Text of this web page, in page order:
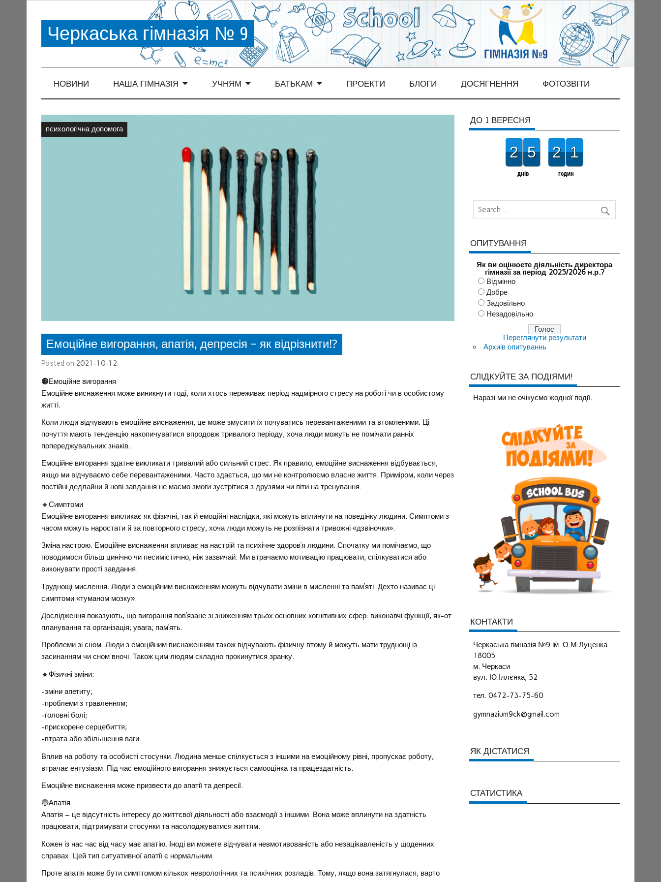
Черкаська гімназія № 9
НОВИНИ НАША ГІМНАЗІЯ УЧНЯМ БАТЬКАМ ПРОЕКТИ БЛОГИ ДОСЯГНЕННЯ ФОТОЗВІТИ
психологiчна допомога
Емоційне вигорання, апатія, депресія – як відрізнити⁉️
Posted on 2021-10-12
🟠Емоційне вигорання
Емоційне виснаження може виникнути тоді, коли хтось переживає період надмірного стресу на роботі чи в особистому
житті.
Коли люди відчувають емоційне виснаження, це може змусити їх почуватись перевантаженими та втомленими. Ці
почуття мають тенденцію накопичуватися впродовж тривалого періоду, хоча люди можуть не помічати ранніх
попереджувальних знаків.
Емоційне вигорання здатне викликати тривалий або сильний стрес. Як правило, емоційне виснаження відбувається,
якщо ми відчуваємо себе перевантаженими. Часто здається, що ми не контролюємо власне життя. Приміром, коли через
постійні дедлайни й нові завдання не маємо змоги зустрітися з друзями чи піти на тренування.
🔸Симптоми
Емоційне вигорання викликає як фізичні, так й емоційні наслідки, які можуть вплинути на поведінку людини. Симптоми з
часом можуть наростати й за повторного стресу, хоча люди можуть не розпізнати тривожні «‎дзвіночки».
Зміна настрою. Емоційне виснаження впливає на настрій та психічне здоров’я людини. Спочатку ми помічаємо, що
поводимося більш цинічно чи песимістично, ніж зазвичай. Ми втрачаємо мотивацію працювати, спілкуватися або
виконувати прості завдання.
Труднощі мислення. Люди з емоційним виснаженням можуть відчувати зміни в мисленні та пам’яті. Дехто називає ці
симптоми «туманом мозку».
Дослідження показують, що вигорання пов’язане зі зниженням трьох основних когнітивних сфер: виконавчі функції, як-от
планування та організація; увага; пам’ять.
Проблеми зі сном. Люди з емоційним виснаженням також відчувають фізичну втому й можуть мати труднощі із
засинанням чи сном вночі. Також цим людям складно прокинутися зранку.
🔸Фізичні зміни:
-зміни апетиту;
-проблеми з травленням;
-головні болі;
-прискорене серцебиття;
-втрата або збільшення ваги.
Вплив на роботу та особисті стосунки. Людина менше спілкується з іншими на емоційному рівні, пропускає роботу,
втрачає ентузіазм. Під час емоційного вигорання знижується самооцінка та працездатність.
Емоційне виснаження може призвести до апатії та депресії.
🔵Апатія
Апатія – це відсутність інтересу до життєвої діяльності або взаємодії з іншими. Вона може вплинути на здатність
працювати, підтримувати стосунки та насолоджуватися життям.
Кожен із нас час від часу має апатію. Іноді ви можете відчувати невмотивованість або незацікавленість у щоденних
справах. Цей тип ситуативної апатії є нормальним.
Проте апатія може бути симптомом кількох неврологічних та психічних розладів. Тому, якщо вона затягнулася, варто
ДО 1 ВЕРЕСНЯ
2 5
днів
2 1
годин
ОПИТУВАННЯ
Як ви оцінюєте діяльність директора
гімназії за період 2025/2026 н.р.?
Відмінно
Добре
Задовільно
Незадовільно
Переглянути результати
Архиів опитуваннь
СЛІДКУЙТЕ ЗА ПОДІЯМИ!
Наразi ми не очiкуємо жодної події.
КОНТАКТИ
Черкаська гімназія №9 ім. О.М.Луценка
18005
м. Черкаси
вул. Ю.Іллєнка, 52
тел. 0472-73-75-60
gymnazium9ck@gmail.com
ЯК ДІСТАТИСЯ
СТАТИСТИКА